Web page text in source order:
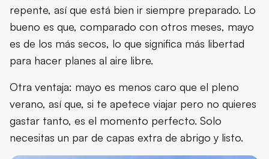
repente, así que está bien ir siempre preparado. Lo
bueno es que, comparado con otros meses, mayo
es de los más secos, lo que significa más libertad
para hacer planes al aire libre.
Otra ventaja: mayo es menos caro que el pleno
verano, así que, si te apetece viajar pero no quieres
gastar tanto, es el momento perfecto. Solo
necesitas un par de capas extra de abrigo y listo.